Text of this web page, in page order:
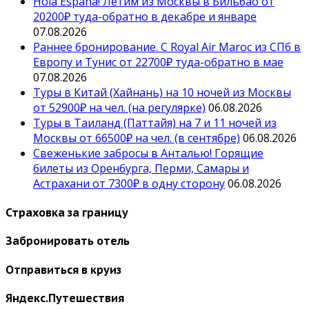
20200₽ туда-обратно в декабре и январе
07.08.2026
Раннее бронирование. С Royal Air Maroc из СПб в
Европу и Тунис от 22700₽ туда-обратно в мае
07.08.2026
Туры в Китай (Хайнань) на 10 ночей из Москвы
от 52900₽ на чел. (на регулярке) 06.08.2026
Туры в Таиланд (Паттайя) на 7 и 11 ночей из
Москвы от 66500₽ на чел. (в сентябре) 06.08.2026
Свеженькие забросы в Анталью! Горящие
билеты из Оренбурга, Перми, Самары и
Астрахани от 7300₽ в одну сторону06.08.2026
Страховка за границу
Забронировать отель
Отправиться в круиз
Яндекс.Путешествия